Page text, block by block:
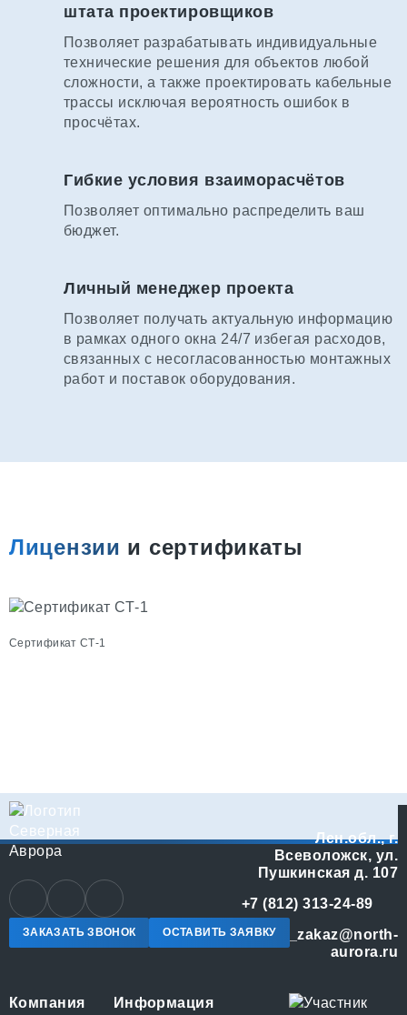
штата проектировщиков
Позволяет разрабатывать индивидуальные
технические решения для объектов любой
сложности, а также проектировать кабельные
трассы исключая вероятность ошибок в
просчётах.
Гибкие условия взаиморасчётов
Позволяет оптимально распределить ваш
бюджет.
Личный менеджер проекта
Позволяет получать актуальную информацию
в рамках одного окна 24/7 избегая расходов,
связанных с несогласованностью монтажных
работ и поставок оборудования.
Лицензии и сертификаты
Сертификат СТ-1
Лен.обл., г.
Всеволожск, ул.
Пушкинская д. 107
+7 (812) 313-24-89
online_zakaz@north-
aurora.ru
ЗАКАЗАТЬ ЗВОНОК ОСТАВИТЬ ЗАЯВКУ
Компания Информация